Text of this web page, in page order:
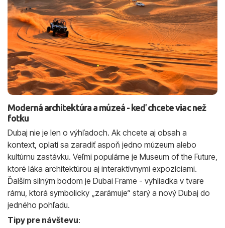
Moderná architektúra a múzeá - keď chcete viac než
fotku
Dubaj nie je len o výhľadoch. Ak chcete aj obsah a
kontext, oplatí sa zaradiť aspoň jedno múzeum alebo
kultúrnu zastávku. Veľmi populárne je Museum of the Future,
ktoré láka architektúrou aj interaktívnymi expozíciami.
Ďalším silným bodom je Dubai Frame - vyhliadka v tvare
rámu, ktorá symbolicky „zarámuje“ starý a nový Dubaj do
jedného pohľadu.
Tipy pre návštevu: